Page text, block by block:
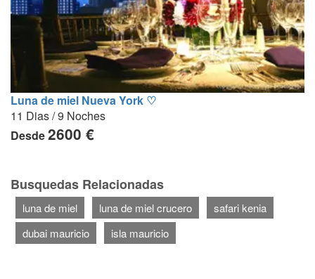
Luna de miel Nueva York ♡
11 Dias / 9 Noches
Desde2600 €
Busquedas Relacionadas
luna de miel luna de miel crucero
safari kenia
dubai mauricio
isla mauricio